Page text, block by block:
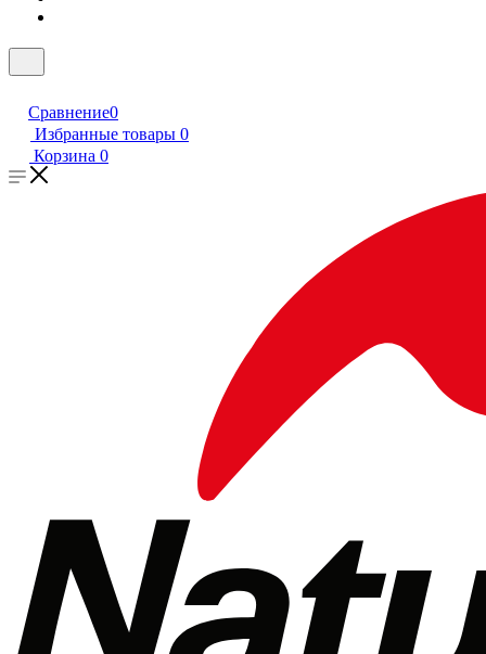
Сравнение0
Избранные товары 0
Корзина 0